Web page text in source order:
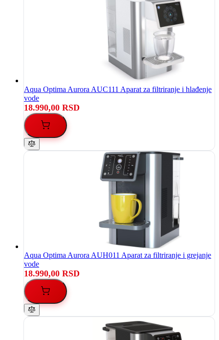
Aqua Optima Aurora AUC111 Aparat za filtriranje i hlađenje
vode
18.990,00 RSD
Aqua Optima Aurora AUH011 Aparat za filtriranje i grejanje
vode
18.990,00 RSD